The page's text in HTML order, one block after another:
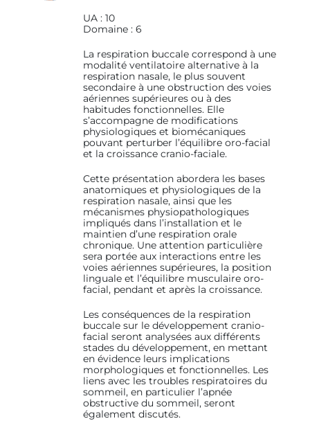
UA : 10
Domaine : 6
La respiration buccale correspond à une
modalité ventilatoire alternative à la
respiration nasale, le plus souvent
secondaire à une obstruction des voies
aériennes supérieures ou à des
habitudes fonctionnelles. Elle
s’accompagne de modifications
physiologiques et biomécaniques
pouvant perturber l’équilibre oro-facial
et la croissance cranio-faciale.
Cette présentation abordera les bases
anatomiques et physiologiques de la
respiration nasale, ainsi que les
mécanismes physiopathologiques
impliqués dans l’installation et le
maintien d’une respiration orale
chronique. Une attention particulière
sera portée aux interactions entre les
voies aériennes supérieures, la position
linguale et l’équilibre musculaire oro-
facial, pendant et après la croissance.
Les conséquences de la respiration
buccale sur le développement cranio-
facial seront analysées aux différents
stades du développement, en mettant
en évidence leurs implications
morphologiques et fonctionnelles. Les
liens avec les troubles respiratoires du
sommeil, en particulier l’apnée
obstructive du sommeil, seront
également discutés.